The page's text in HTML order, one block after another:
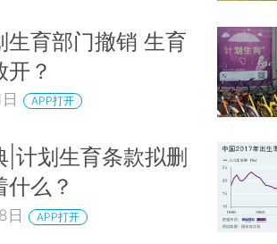
生育部门撤销 生育
？
APP打开
|计划生育条款拟删
么？
日 APP打开